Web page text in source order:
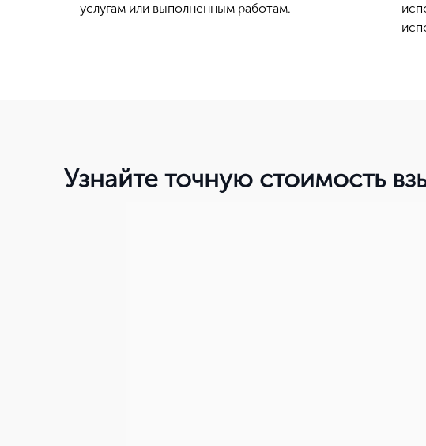
услугам или выполненным работам.
Узнайте точную стоимость